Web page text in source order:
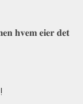
𝐡𝐯𝐞𝐦 𝐞𝐢𝐞𝐫 𝐝𝐞𝐭